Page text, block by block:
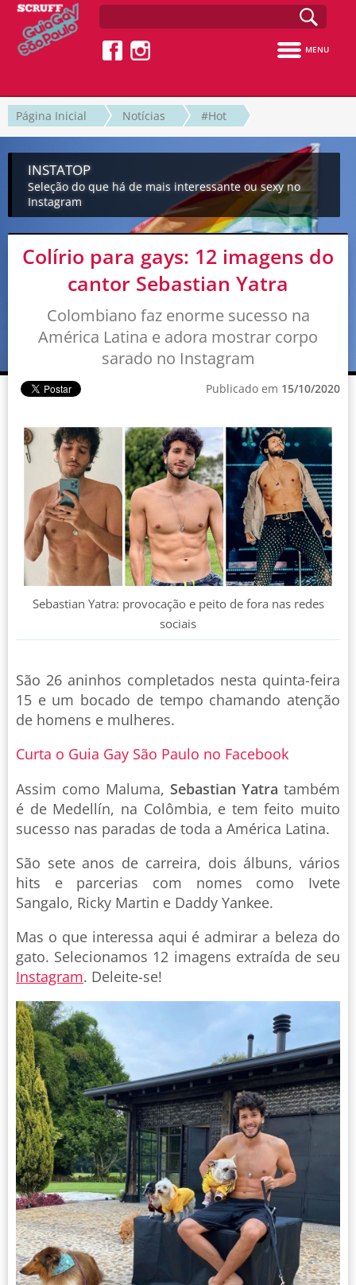
MENU
Página Inicial Notícias #Hot
INSTATOP
Seleção do que há de mais interessante ou sexy no
Instagram
Colírio para gays: 12 imagens do
cantor Sebastian Yatra
Colombiano faz enorme sucesso na
América Latina e adora mostrar corpo
sarado no Instagram
Publicado em 15/10/2020
Sebastian Yatra: provocação e peito de fora nas redes
sociais
São 26 aninhos completados nesta quinta-feira
15 e um bocado de tempo chamando atenção
de homens e mulheres.
Curta o Guia Gay São Paulo no Facebook
Assim como Maluma, Sebastian Yatra também
é de Medellín, na Colômbia, e tem feito muito
sucesso nas paradas de toda a América Latina.
São sete anos de carreira, dois álbuns, vários
hits e parcerias com nomes como Ivete
Sangalo, Ricky Martin e Daddy Yankee.
Mas o que interessa aqui é admirar a beleza do
gato. Selecionamos 12 imagens extraída de seu
Instagram. Deleite-se!